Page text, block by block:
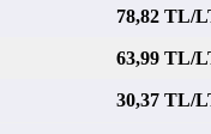
78,82 TL/
63,99 TL/
30,37 TL/